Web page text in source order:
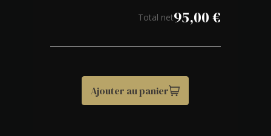
Total net95,00€
Ajouter au panier